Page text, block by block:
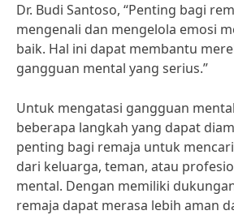
Dr. Budi Santoso, “Penting bagi
mengenali dan mengelola emosi
baik. Hal ini dapat membantu
gangguan mental yang serius.”
Untuk mengatasi gangguan
beberapa langkah yang dapat
penting bagi remaja untuk
dari keluarga, teman, atau
mental. Dengan memiliki
remaja dapat merasa lebih aman